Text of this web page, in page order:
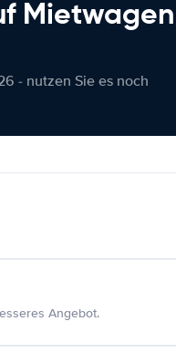
Mietwagen
- nutzen Sie es noch
Angebot.